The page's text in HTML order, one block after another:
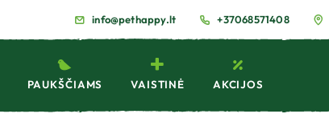
info@pethappy.lt +37068571408
PAUKŠČIAMS VAISTINĖ AKCIJOS